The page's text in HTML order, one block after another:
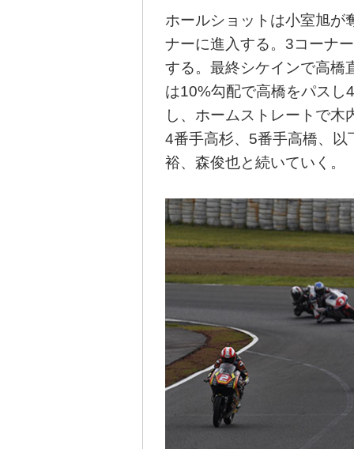
ホールショットは小室旭が
ナーに進入する。3コーナ
する。最終シケインで高橋
は10%勾配で高橋をパスし
し、ホームストレートで
4番手高杉、5番手高橋、
裕、森俊也と続いていく。